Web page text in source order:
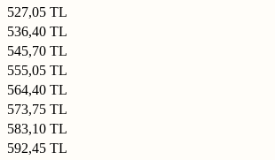
527,05 TL
536,40 TL
545,70 TL
555,05 TL
564,40 TL
573,75 TL
583,10 TL
592,45 TL